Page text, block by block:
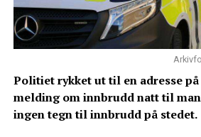
Politiet rykket ut til en adresse
melding om innbrudd natt til
ingen tegn til innbrudd på stedet.